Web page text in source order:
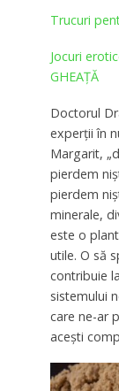
Trucuri
Jocuri
GHEAȚĂ
Doctorul
experții în
Margarit,
pierdem
pierdem
minerale,
este o
utile. O să
contribuie
sistemului
care ne-ar
aceşti